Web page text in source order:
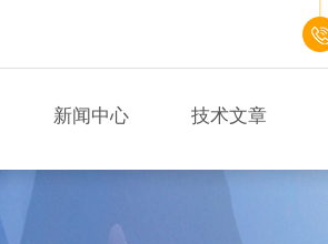
新闻中心 技术文章